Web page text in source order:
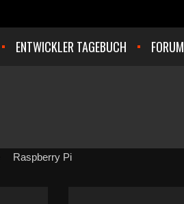
ENTWICKLER TAGEBUCH FORUM
Raspberry Pi